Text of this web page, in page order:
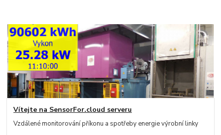
Vítejte na SensorFor.cloud serveru
Vzdálené monitorování příkonu a spotřeby energie výrobní linky